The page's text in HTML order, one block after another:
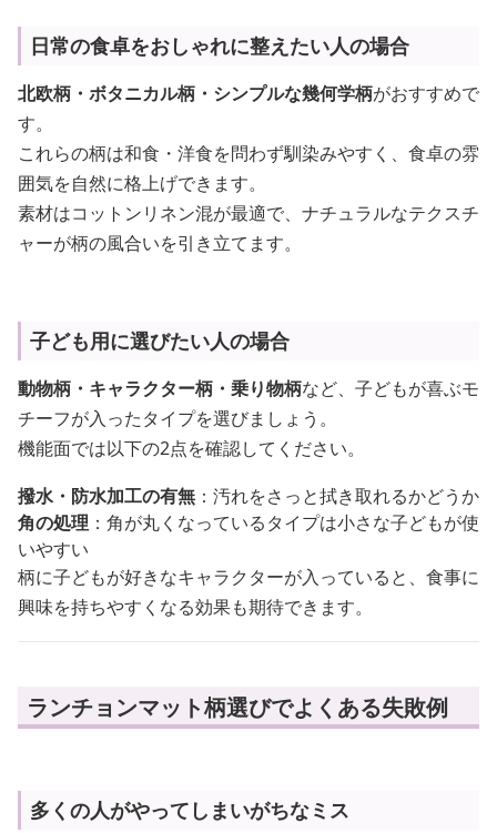
日常の食卓をおしゃれに整えたい人の場合
北欧柄・ボタニカル柄・シンプルな幾何学柄がおすすめで
す。
これらの柄は和食・洋食を問わず馴染みやすく、食卓の雰
囲気を自然に格上げできます。
素材はコットンリネン混が最適で、ナチュラルなテクスチ
ャーが柄の風合いを引き立てます。
子ども用に選びたい人の場合
動物柄・キャラクター柄・乗り物柄など、子どもが喜ぶモ
チーフが入ったタイプを選びましょう。
機能面では以下の2点を確認してください。
撥水・防水加工の有無 ：汚れをさっと拭き取れるかどうか
角の処理 ：角が丸くなっているタイプは小さな子どもが使
いやすい
柄に子どもが好きなキャラクターが入っていると、食事に
興味を持ちやすくなる効果も期待できます。
ランチョンマット柄選びでよくある失敗例
多くの人がやってしまいがちなミス